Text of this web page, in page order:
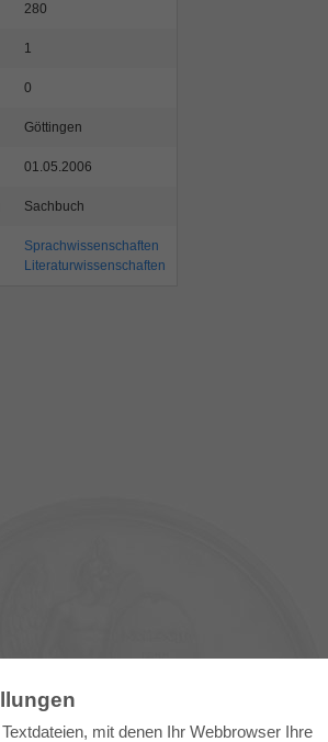
mit denen Ihr Webbrowser Ihre
280
1
0
Göttingen
01.05.2006
Sachbuch
Sprachwissenschaften
Literaturwissenschaften